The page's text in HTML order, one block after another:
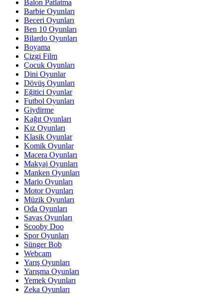
Balon Patlatma
Barbie Oyunları
Beceri Oyunları
Ben 10 Oyunları
Bilardo Oyunları
Boyama
Çizgi Film
Çocuk Oyunları
Dini Oyunlar
Dövüş Oyunları
Eğitici Oyunlar
Futbol Oyunları
Giydirme
Kağıt Oyunları
Kız Oyunları
Klasik Oyunlar
Komik Oyunlar
Macera Oyunları
Makyaj Oyunları
Manken Oyunları
Mario Oyunları
Motor Oyunları
Müzik Oyunları
Oda Oyunları
Savas Oyunları
Scooby Doo
Spor Oyunları
Sünger Bob
Webcam
Yarış Oyunları
Yarışma Oyunları
Yemek Oyunları
Zeka Oyunları